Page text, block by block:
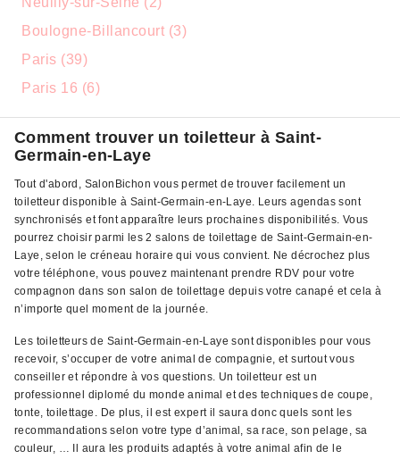
Boulogne-Billancourt (3)
Paris (39)
Paris 16 (6)
Comment trouver un toiletteur à Saint-
Germain-en-Laye
Tout d'abord, SalonBichon vous permet de trouver facilement un
toiletteur disponible à Saint-Germain-en-Laye. Leurs agendas sont
synchronisés et font apparaître leurs prochaines disponibilités. Vous
pourrez choisir parmi les 2 salons de toilettage de Saint-Germain-en-
Laye, selon le créneau horaire qui vous convient. Ne décrochez plus
votre téléphone, vous pouvez maintenant prendre RDV pour votre
compagnon dans son salon de toilettage depuis votre canapé et cela à
n’importe quel moment de la journée.
Les toiletteurs de Saint-Germain-en-Laye sont disponibles pour vous
recevoir, s’occuper de votre animal de compagnie, et surtout vous
conseiller et répondre à vos questions. Un toiletteur est un
professionnel diplomé du monde animal et des techniques de coupe,
tonte, toilettage. De plus, il est expert il saura donc quels sont les
recommandations selon votre type d’animal, sa race, son pelage, sa
couleur, … Il aura les produits adaptés à votre animal afin de le